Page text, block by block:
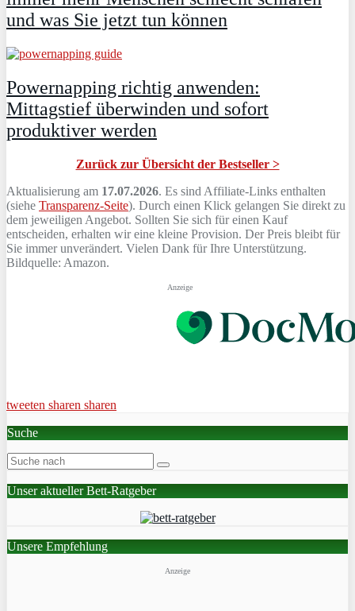
und was Sie jetzt tun können
Powernapping richtig anwenden:
Mittagstief überwinden und sofort
produktiver werden
Zurück zur Übersicht der Bestseller >
Aktualisierung am 17.07.2026. Es sind Affiliate-Links enthalten
(siehe Transparenz-Seite). Durch einen Klick gelangen Sie direkt zu
dem jeweiligen Angebot. Sollten Sie sich für einen Kauf
entscheiden, erhalten wir eine kleine Provision. Der Preis bleibt für
Sie immer unverändert. Vielen Dank für Ihre Unterstützung.
Bildquelle: Amazon.
Anzeige
tweeten sharen sharen
Suche
Unser aktueller Bett-Ratgeber
Unsere Empfehlung
Anzeige